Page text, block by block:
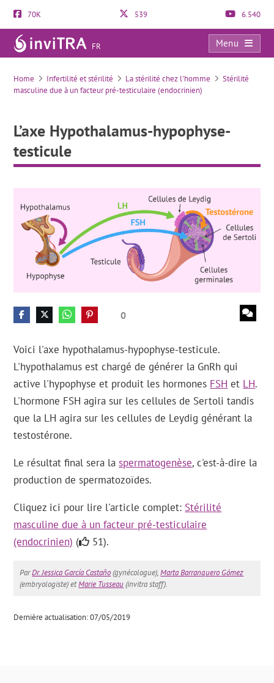
70K 539 6.540
FR
Menu
L’axe Hypothalamus-hypophyse-testicule
Home Infertilité et stérilité La stérilité chez l'homme
Stérilité
masculine due à un facteur pré-testiculaire (endocrinien)
L’axe Hypothalamus-hypophyse-
testicule
0
Voici l'axe hypothalamus-hypophyse-testicule.
L'hypothalamus est chargé de générer la GnRh qui
active l'hypophyse et produit les hormones FSH et LH.
L'hormone FSH agira sur les cellules de Sertoli tandis
que la LH agira sur les cellules de Leydig générant la
testostérone.
Le résultat final sera laspermatogenèse, c'est-à-dire la
production de spermatozoïdes.
Cliquez ici pour lire l'article complet: Stérilité
masculine due à un facteur pré-testiculaire
(endocrinien) ( 51).
ParDr. Jessica García Castaño(gynécologue),Marta Barranquero Gómez
(embryologiste) etMarie Tusseau(invitra staff).
Dernière actualisation: 07/05/2019